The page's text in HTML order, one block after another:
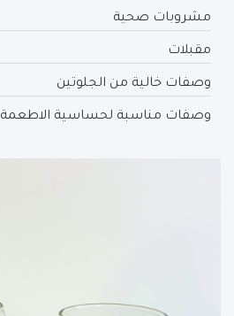
مشروبات صحية
مقبلات
وصفات خالية من الجلوتين
وصفات مناسبة لحساسية الاطعمة